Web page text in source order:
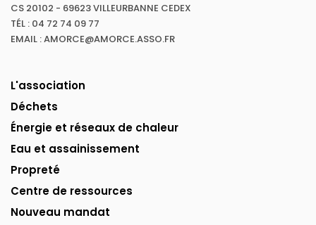
CS 20102 - 69623 VILLEURBANNE CEDEX
TÉL : 04 72 74 09 77
EMAIL : AMORCE@AMORCE.ASSO.FR
L'association
Déchets
Énergie et réseaux de chaleur
Eau et assainissement
Propreté
Centre de ressources
Nouveau mandat